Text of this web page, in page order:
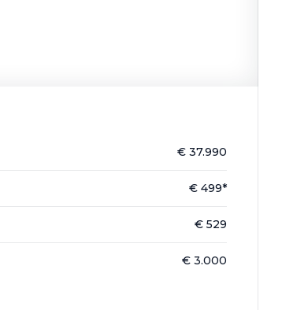
€ 37.990
€ 499*
€ 529
€ 3.000